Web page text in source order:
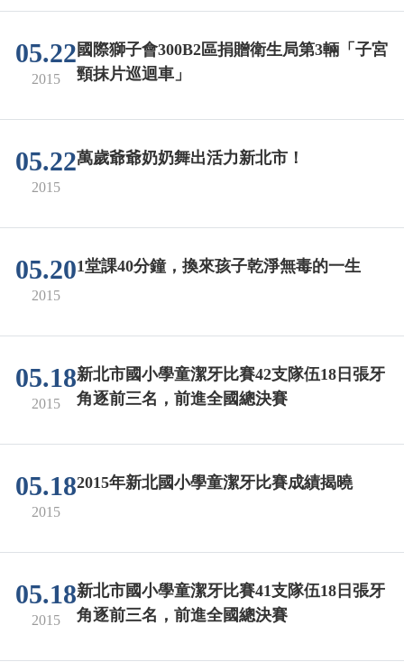
05.22
2015
國際獅子會300B2區捐贈衛生局第3輛「子宮
頸抹片巡迴車」
05.22
2015
萬歲爺爺奶奶舞出活力新北市！
05.20
2015
1堂課40分鐘，換來孩子乾淨無毒的一生
05.18
2015
新北市國小學童潔牙比賽42支隊伍18日張牙
角逐前三名，前進全國總決賽
05.18
2015
2015年新北國小學童潔牙比賽成績揭曉
05.18
2015
新北市國小學童潔牙比賽41支隊伍18日張牙
角逐前三名，前進全國總決賽